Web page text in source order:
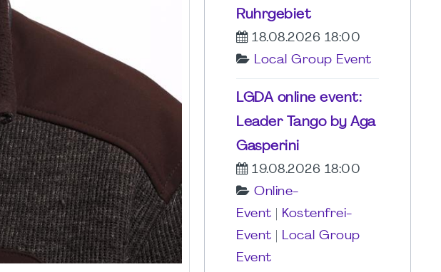
Ruhrgebiet
18.08.2026 18:00
Local Group Event
LGDA online event:
Leader Tango by Aga
Gasperini
19.08.2026 18:00
Online-
Event
Kostenfrei-
Event
Local Group
Event